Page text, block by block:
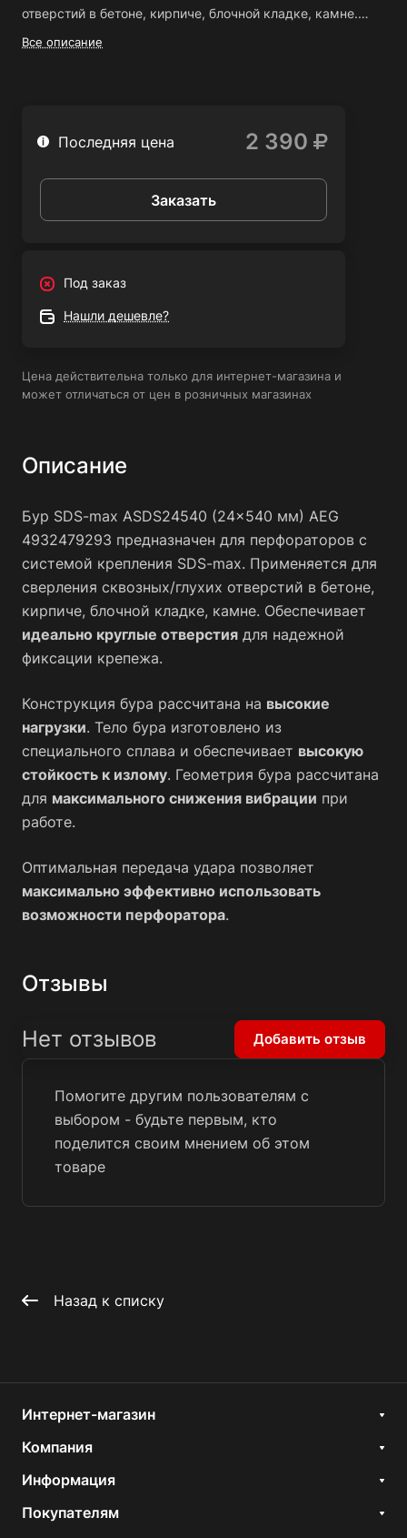
отверстий в бетоне, кирпиче, блочной кладке, камне.
Обеспечивает
максимального снижения вибрациипри работе.
эффективно использовать возможности перфоратора
Все описание
Последняя цена 2 390
Заказать
Под заказ
Нашли дешевле?
Цена действительна только для интернет-магазина и
может отличаться от цен в розничных магазинах
Описание
Бур SDS-max ASDS24540 (24x540 мм) AEG
4932479293 предназначен для перфораторов с
системой крепления SDS-max. Применяется для
сверления сквозных/глухих отверстий в бетоне,
кирпиче, блочной кладке, камне. Обеспечивает
идеально круглые отверстия для надежной
фиксации крепежа.
Конструкция бура рассчитана на высокие
нагрузки. Тело бура изготовлено из
специального сплава и обеспечивает высокую
стойкость к излому. Геометрия бура рассчитана
для максимального снижения вибрации при
работе.
Оптимальная передача удара позволяет
максимально эффективно использовать
возможности перфоратора.
Отзывы
Помогите другим пользователям с
выбором - будьте первым, кто
поделится своим мнением об этом
товаре
Нет отзывов Добавить отзыв
Назад к списку
Интернет-магазин
Компания
Информация
Покупателям